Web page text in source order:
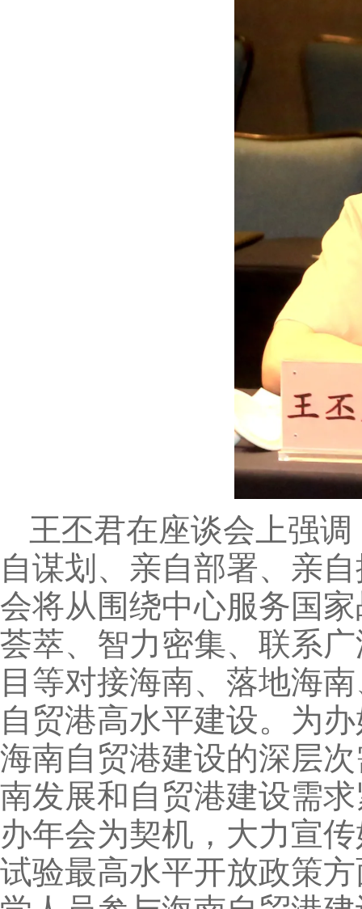
王丕君在座谈会上强
自谋划、亲自部署、亲
会将从围绕中心服务国
荟萃、智力密集、联系
目等对接海南、落地海
自贸港高水平建设。为
海南自贸港建设的深层
南发展和自贸港建设需
办年会为契机，大力宣
试验最高水平开放政策